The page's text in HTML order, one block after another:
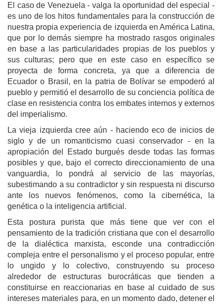
El caso de Venezuela - valga la oportunidad del especial -
es uno de los hitos fundamentales para la construcción de
nuestra propia experiencia de izquierda en América Latina,
que por lo demás siempre ha mostrado rasgos originales
en base a las particularidades propias de los pueblos y
sus culturas; pero que en este caso en específico se
proyecta de forma concreta, ya que a diferencia de
Ecuador o Brasil, en la patria de Bolívar se empoderó al
pueblo y permitió el desarrollo de su conciencia política de
clase en resistencia contra los embates internos y externos
del imperialismo.
La vieja izquierda cree aún - haciendo eco de inicios de
siglo y de un romanticismo cuasi conservador - en la
apropiación del Estado burgués desde todas las formas
posibles y que, bajo el correcto direccionamiento de una
vanguardia, lo pondrá al servicio de las mayorías,
subestimando a su contradictor y sin respuesta ni discurso
ante los nuevos fenómenos, como la cibernética, la
genética o la inteligencia artificial.
Esta postura purista que más tiene que ver con el
pensamiento de la tradición cristiana que con el desarrollo
de la dialéctica marxista, esconde una contradicción
compleja entre el personalismo y el proceso popular, entre
lo ungido y lo colectivo, construyendo su proceso
alrededor de estructuras burocráticas que tienden a
constituirse en reaccionarias en base al cuidado de sus
intereses materiales para, en un momento dado, detener el